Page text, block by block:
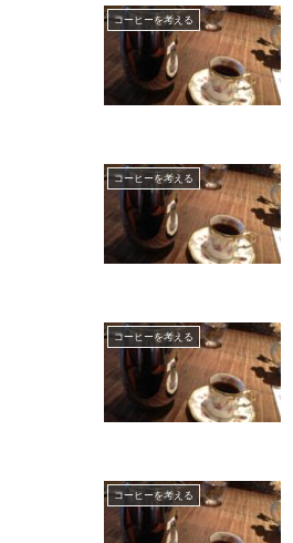
コーヒーを考える
コーヒーを考える
コーヒーを考える
コーヒーを考える